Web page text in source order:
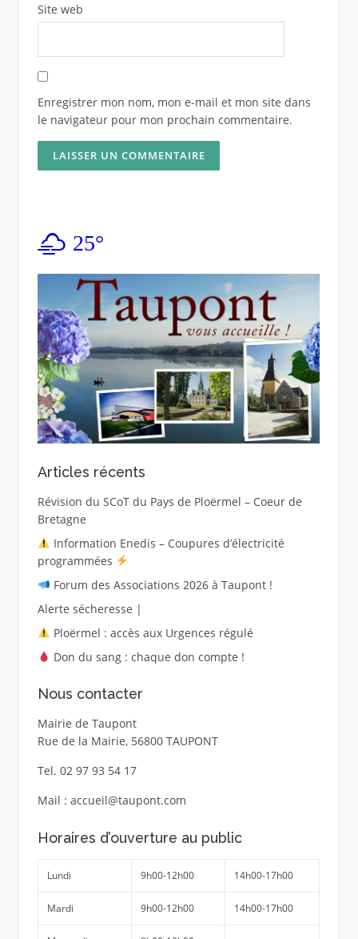
Site web
Enregistrer mon nom, mon e-mail et mon site dans
le navigateur pour mon prochain commentaire.
25°
Articles récents
Révision du SCoT du Pays de Ploërmel – Coeur de
Bretagne
Information Enedis – Coupures d’électricité
programmées
Forum des Associations 2026 à Taupont !
Alerte sécheresse |
Ploërmel : accès aux Urgences régulé
Don du sang : chaque don compte !
Nous contacter
Mairie de Taupont
Rue de la Mairie, 56800 TAUPONT
Tel. 02 97 93 54 17
Mail : accueil@taupont.com
Horaires d’ouverture au public
Lundi 9h00-12h00 14h00-17h00
Mardi 9h00-12h00 14h00-17h00